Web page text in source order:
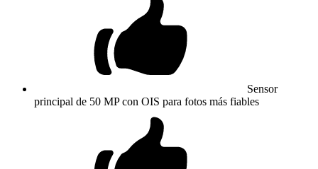
Sensor
principal de 50 MP con OIS para fotos más fiables